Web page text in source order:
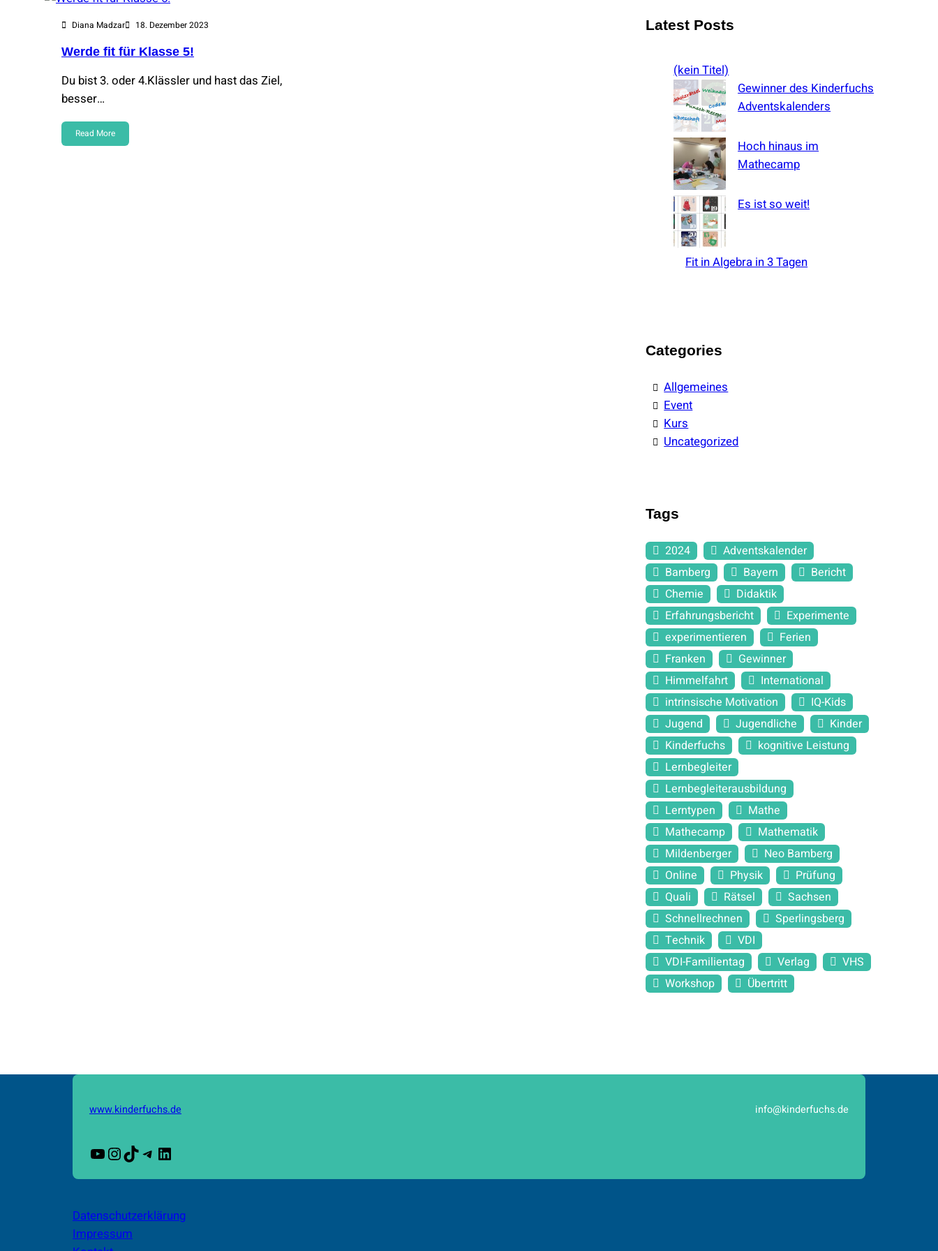
Diana Madzar 18. Dezember 2023
Werde fit für Klasse 5!
Du bist 3. oder 4.Klässler und hast das Ziel,
besser…
Read More
a
r
Latest Posts
(kein Titel)
Gewinner des Kinderfuchs
Adventskalenders
Hoch hinaus im
Mathecamp
Es ist so weit!
Fit in Algebra in 3 Tagen
Categories
Allgemeines
Event
Kurs
Uncategorized
Tags
2024
Adventskalender
Bamberg
Bayern
Bericht
Chemie
Didaktik
Erfahrungsbericht
Experimente
experimentieren
Ferien
Franken
Gewinner
Himmelfahrt
International
intrinsische Motivation
IQ-Kids
Jugend
Jugendliche
Kinder
Kinderfuchs
kognitive Leistung
Lernbegleiter
Lernbegleiterausbildung
Lerntypen
Mathe
Mathecamp
Mathematik
Mildenberger
Neo Bamberg
Online
Physik
Prüfung
Quali
Rätsel
Sachsen
Schnellrechnen
Sperlingsberg
Technik
VDI
VDI-Familientag
Verlag
VHS
Workshop
Übertritt
www.kinderfuchs.de info@kinderfuchs.de
YouTube
Instagram
TikTok
Telegram
LinkedIn
Datenschutzerklärung
Impressum